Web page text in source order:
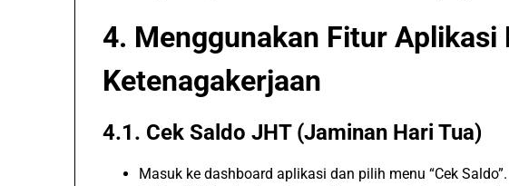
4. Menggunakan Fitur Aplikasi
Ketenagakerjaan
4.1. Cek Saldo JHT (Jaminan Hari Tua)
Masuk ke dashboard aplikasi dan pilih menu “Cek Saldo”.